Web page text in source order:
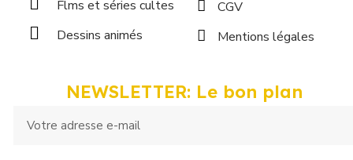
Flms et séries cultes
Dessins animés
CGV
Mentions légales
NEWSLETTER: Le bon plan